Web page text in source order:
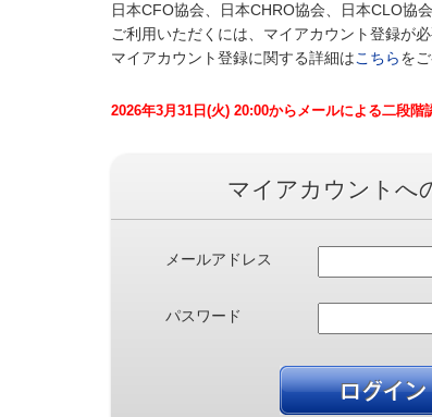
日本CFO協会、日本CHRO協会、日本CLO協
ご利用いただくには、マイアカウント登録が必
マイアカウント登録に関する詳細はこちらを
2026年3月31日(火) 20:00からメールによる二段階
マイアカウントへ
メールアドレス
パスワード